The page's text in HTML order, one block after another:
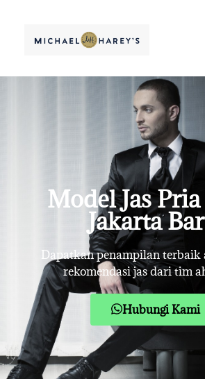
Model Jas
Jakarta
Dapatkan penampilan terbaik
rekomendasi jas dari tim
Hubungi Kami